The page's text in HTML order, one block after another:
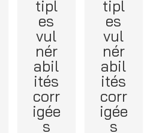
tipl
es
vul
nér
abil
ités
corr
igée
s
tipl
es
vul
nér
abil
ités
corr
igée
s